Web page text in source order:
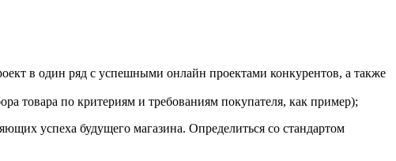
в один ряд с успешными онлайн проектами конкурентов, а также
товара по критериям и требованиям покупателя, как пример);
успеха будущего магазина. Определиться со стандартом